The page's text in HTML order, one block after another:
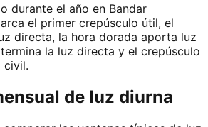
durante el año en Bandar
el primer crepúsculo útil, el
directa, la hora dorada aporta luz
la luz directa y el crepúsculo
civil.
de luz diurna